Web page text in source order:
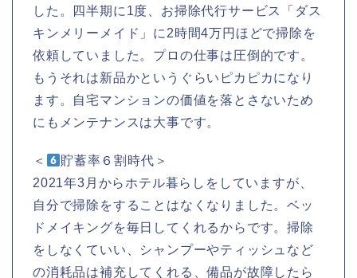
した。四半期に1度、お掃除代行サービス「ダス
キンメリーメイド」に2時間4万円ほどで掃除を
依頼していました。プロの仕事は圧倒的です。
もうそれは新品かというぐらいピカピカになり
ます。自宅マンションの価値を落とさないため
にもメンテナンスは大事です。
＜
貯蓄率６割時代＞
2021年3月からホテル暮らしをしていますが、
自分で掃除をすることはなくなりました。ベッ
ドメイキングを毎日してくれるからです。掃除
をしなくていい、シャンプーやティッシュなど
の消耗品は補充してくれる、備品が故障したら